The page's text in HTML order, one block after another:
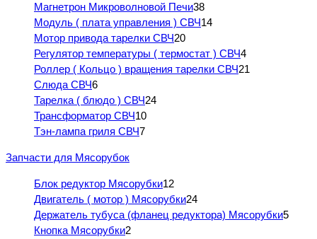
Магнетрон Микроволновой Печи38
Модуль ( плата управления ) СВЧ14
Мотор привода тарелки СВЧ20
Регулятор температуры ( термостат ) СВЧ4
Роллер ( Кольцо ) вращения тарелки СВЧ21
Слюда СВЧ6
Тарелка ( блюдо ) СВЧ24
Трансформатор СВЧ10
Тэн-лампа гриля СВЧ7
Запчасти для Мясорубок
Блок редуктор Мясорубки12
Двигатель ( мотор ) Мясорубки24
Держатель тубуса (фланец редуктора) Мясорубки5
Кнопка Мясорубки2